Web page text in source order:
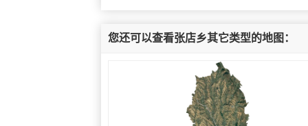
您还可以查看张店乡其它类型的地图：